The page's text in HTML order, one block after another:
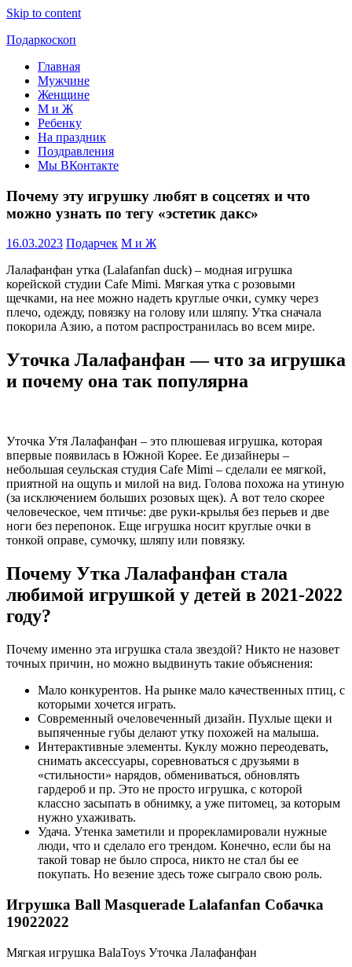
Skip to content
Подаркоскоп
Поможем
выбрать
подарить
Главная
Мужчине
Женщине
М и Ж
Ребенку
На праздник
Поздравления
Мы ВКонтакте
Почему эту игрушку любят в соцсетях и что
можно узнать по тегу «эстетик дакс»
16.03.2023 Подарчек М и Ж
Лалафанфан утка (Lalafanfan duck) – модная игрушка
корейской студии Cafe Mimi. Мягкая утка с розовыми
щечками, на нее можно надеть круглые очки, сумку через
плечо, одежду, повязку на голову или шляпу. Утка сначала
покорила Азию, а потом распространилась во всем мире.
Уточка Лалафанфан — что за игрушка
и почему она так популярна
Уточка Утя Лалафанфан – это плюшевая игрушка, которая
впервые появилась в Южной Корее. Ее дизайнеры –
небольшая сеульская студия Cafe Mimi – сделали ее мягкой,
приятной на ощупь и милой на вид. Голова похожа на утиную
(за исключением больших розовых щек). А вот тело скорее
человеческое, чем птичье: две руки-крылья без перьев и две
ноги без перепонок. Еще игрушка носит круглые очки в
тонкой оправе, сумочку, шляпу или повязку.
Почему Утка Лалафанфан стала
любимой игрушкой у детей в 2021-2022
году?
Почему именно эта игрушка стала звездой? Никто не назовет
точных причин, но можно выдвинуть такие объяснения:
Мало конкурентов. На рынке мало качественных птиц, с
которыми хочется играть.
Современный очеловеченный дизайн. Пухлые щеки и
выпяченные губы делают утку похожей на малыша.
Интерактивные элементы. Куклу можно переодевать,
снимать аксессуары, соревноваться с друзьями в
«стильности» нарядов, обмениваться, обновлять
гардероб и пр. Это не просто игрушка, с которой
классно засыпать в обнимку, а уже питомец, за которым
нужно ухаживать.
Удача. Утенка заметили и прорекламировали нужные
люди, что и сделало его трендом. Конечно, если бы на
такой товар не было спроса, никто не стал бы ее
покупать. Но везение здесь тоже сыграло свою роль.
Игрушка Ball Masquerade Lalafanfan Собачка
19022022
Мягкая игрушка BalaToys Уточка Лалафанфан